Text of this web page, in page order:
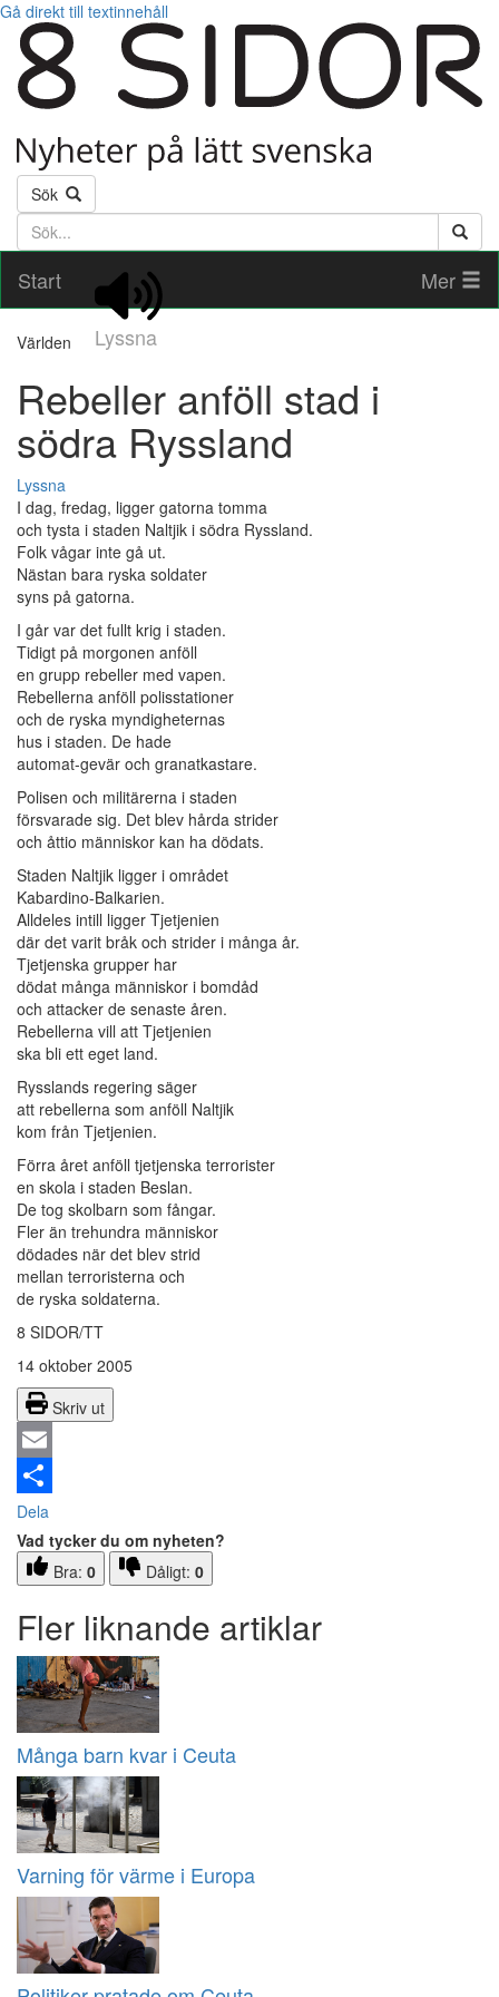
Gå direkt till textinnehåll
Sök
Söktext
Start
Lyssna
Mer
Världen
Rebeller anföll stad i
södra Ryssland
Lyssna
I dag, fredag, ligger gatorna tomma
och tysta i staden Naltjik i södra Ryssland.
Folk vågar inte gå ut.
Nästan bara ryska soldater
syns på gatorna.
I går var det fullt krig i staden.
Tidigt på morgonen anföll
en grupp rebeller med vapen.
Rebellerna anföll polisstationer
och de ryska myndigheternas
hus i staden. De hade
automat-gevär och granatkastare.
Polisen och militärerna i staden
försvarade sig. Det blev hårda strider
och åttio människor kan ha dödats.
Staden Naltjik ligger i området
Kabardino-Balkarien.
Alldeles intill ligger Tjetjenien
där det varit bråk och strider i många år.
Tjetjenska grupper har
dödat många människor i bomdåd
och attacker de senaste åren.
Rebellerna vill att Tjetjenien
ska bli ett eget land.
Rysslands regering säger
att rebellerna som anföll Naltjik
kom från Tjetjenien.
Förra året anföll tjetjenska terrorister
en skola i staden Beslan.
De tog skolbarn som fångar.
Fler än trehundra människor
dödades när det blev strid
mellan terroristerna och
de ryska soldaterna.
8 SIDOR/TT
14 oktober 2005
Skriv ut
Email
Dela
Vad tycker du om nyheten?
Bra: 0 Dåligt: 0
Fler liknande artiklar
Många barn kvar i Ceuta
Varning för värme i Europa